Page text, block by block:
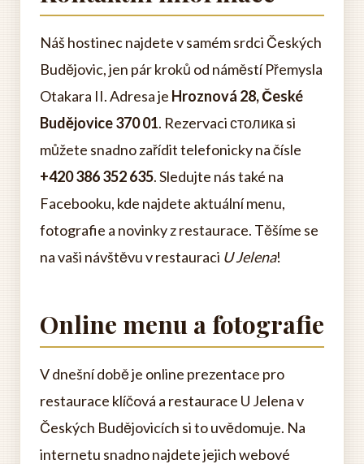
Náš hostinec najdete v samém srdci Českých
Budějovic, jen pár kroků od náměstí Přemysla
Otakara II. Adresa je Hroznová 28, České
Budějovice 370 01. Rezervaci столика si
můžete snadno zařídit telefonicky na čísle
+420 386 352 635. Sledujte nás také na
Facebooku, kde najdete aktuální menu,
fotografie a novinky z restaurace. Těšíme se
na vaši návštěvu v restauraci U Jelena!
Online menu a fotografie
V dnešní době je online prezentace pro
restaurace klíčová a restaurace U Jelena v
Českých Budějovicích si to uvědomuje. Na
internetu snadno najdete jejich webové